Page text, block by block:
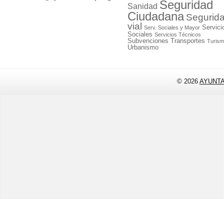
Sanidad Seguridad
Ciudadana
vial
Serv. Sociales y Mayor
Sociales Servicios Técnicos
Subvenciones Transportes
Urbanismo
© 2026